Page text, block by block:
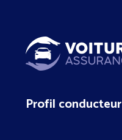
Profil conducteur